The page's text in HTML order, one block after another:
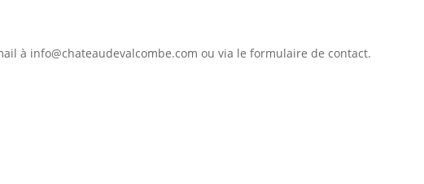
à info@chateaudevalcombe.com ou via le formulaire de contact.